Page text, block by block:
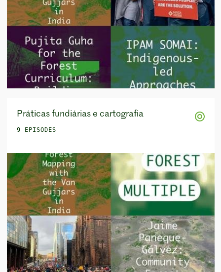
Práticas fundiárias e cartografia
9 EPISODES